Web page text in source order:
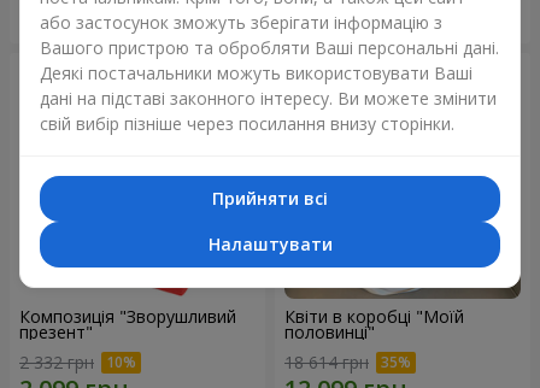
Замовити
Композиція "Зворушливий
презент"
2 332 грн
Квіти в коробці "Моїй
половинці"
18 614 грн
або застосунок зможуть зберігати інформацію з
Вашого пристрою та обробляти Ваші персональні дані.
Деякі постачальники можуть використовувати Ваші
дані на підставі законного інтересу. Ви можете змінити
свій вибір пізніше через посилання внизу сторінки.
Прийняти всі
Налаштувати